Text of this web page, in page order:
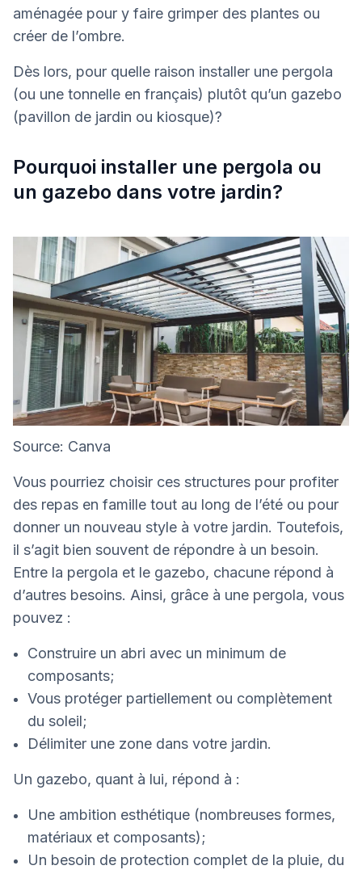
aménagée pour y faire grimper des plantes ou
créer de l’ombre.
Dès lors, pour quelle raison installer une pergola
(ou une tonnelle en français) plutôt qu’un gazebo
(pavillon de jardin ou kiosque)?
Pourquoi installer une pergola ou
un gazebo dans votre jardin?
Source: Canva
Vous pourriez choisir ces structures pour profiter
des repas en famille tout au long de l’été ou pour
donner un nouveau style à votre jardin. Toutefois,
il s’agit bien souvent de répondre à un besoin.
Entre la pergola et le gazebo, chacune répond à
d’autres besoins. Ainsi, grâce à une pergola, vous
pouvez :
Construire un abri avec un minimum de
composants;
Vous protéger partiellement ou complètement
du soleil;
Délimiter une zone dans votre jardin.
Un gazebo, quant à lui, répond à :
Une ambition esthétique (nombreuses formes,
matériaux et composants);
Un besoin de protection complet de la pluie, du